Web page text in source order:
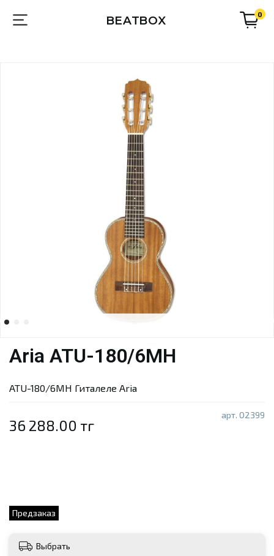
BEATBOX 0
арт. 02399
Предзаказ
Aria ATU-180/6MH
36 288.00 тг
ATU-180/6MH Гиталеле Aria
Выбрать